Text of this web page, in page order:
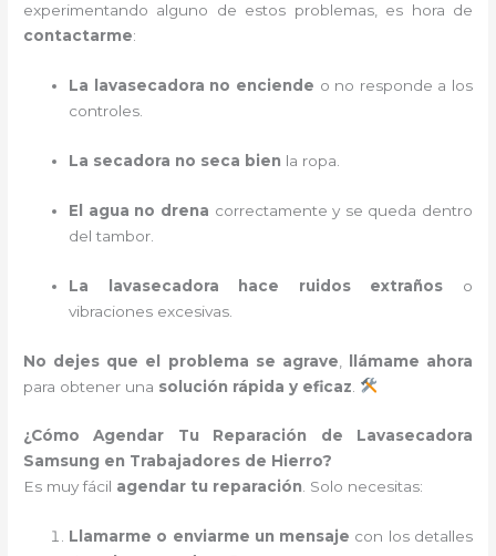
experimentando alguno de estos problemas, es hora de
contactarme:
La lavasecadora no enciende o no responde a los
controles.
La secadora no seca bien la ropa.
El agua no drena correctamente y se queda dentro
del tambor.
La lavasecadora hace ruidos extraños o
vibraciones excesivas.
No dejes que el problema se agrave
llámame ahora
para obtener una solución rápida y eficaz
¿Cómo Agendar Tu Reparación de Lavasecadora
Samsung en Trabajadores de Hierro?
Es muy fácil agendar tu reparación. Solo necesitas:
Llamarme o enviarme un mensaje con los detalles